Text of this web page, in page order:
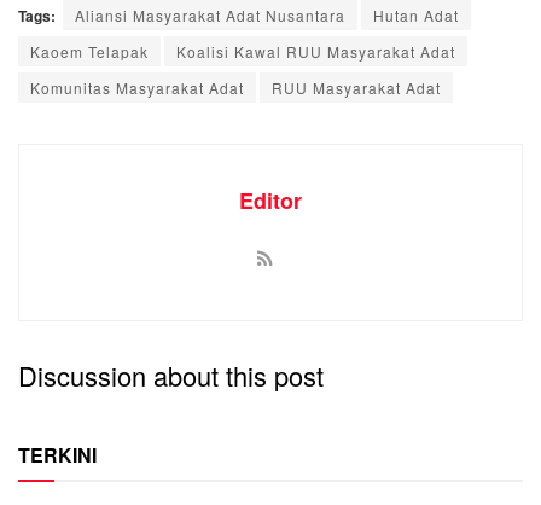
Tags: Aliansi Masyarakat Adat Nusantara
Hutan Adat
Kaoem Telapak
Koalisi Kawal RUU Masyarakat Adat
Komunitas Masyarakat Adat
RUU Masyarakat Adat
Editor
Discussion about this post
TERKINI